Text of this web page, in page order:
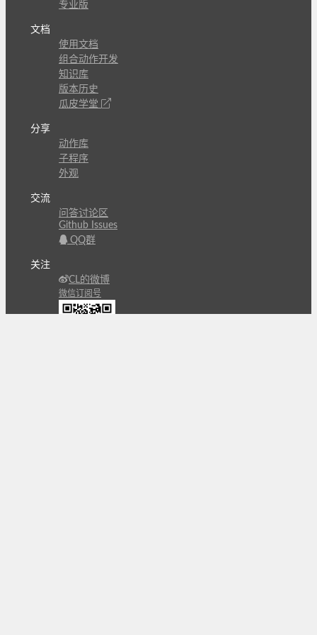
专业版
文档
使用文档
组合动作开发
知识库
版本历史
瓜皮学堂
分享
动作库
子程序
外观
交流
问答讨论区
Github Issues
QQ群
关注
CL的微博
微信订阅号